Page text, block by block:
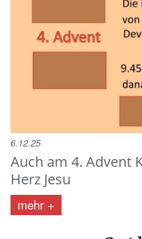
Auch am 4. Advent
Herz Jesu
6.12.25
mehr